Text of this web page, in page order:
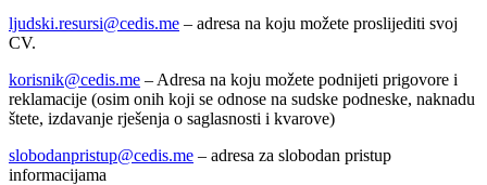
ljudski.resursi@cedis.me – adresa na koju možete proslijediti svoj
CV.
korisnik@cedis.me – Adresa na koju možete podnijeti prigovore i
reklamacije (osim onih koji se odnose na sudske podneske, naknadu
štete, izdavanje rješenja o saglasnosti i kvarove)
slobodanpristup@cedis.me – adresa za slobodan pristup
informacijama